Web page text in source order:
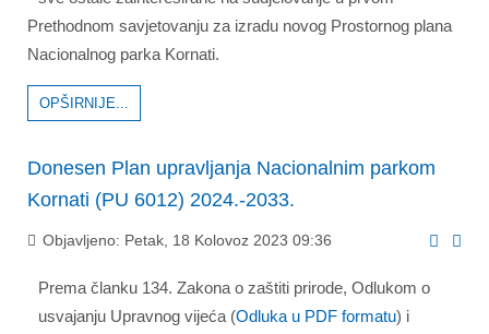
Prethodnom savjetovanju za izradu novog Prostornog plana
Nacionalnog parka Kornati.
OPŠIRNIJE...
Donesen Plan upravljanja Nacionalnim parkom
Kornati (PU 6012) 2024.-2033.
Objavljeno: Petak, 18 Kolovoz 2023 09:36
Prema članku 134. Zakona o zaštiti prirode, Odlukom o
usvajanju Upravnog vijeća (Odluka u PDF formatu) i